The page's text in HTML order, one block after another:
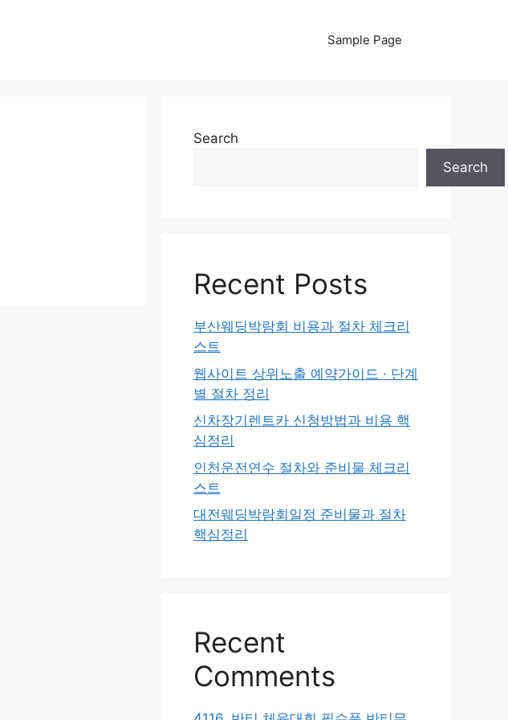
Sample Page
Search
Search
Recent Posts
부산웨딩박람회 비용과 절차 체크리
스트
웹사이트 상위노출 예약가이드 · 단계
별 절차 정리
신차장기렌트카 신청방법과 비용 핵
심정리
인천운전연수 절차와 준비물 체크리
스트
대전웨딩박람회일정 준비물과 절차
핵심정리
Recent
Comments